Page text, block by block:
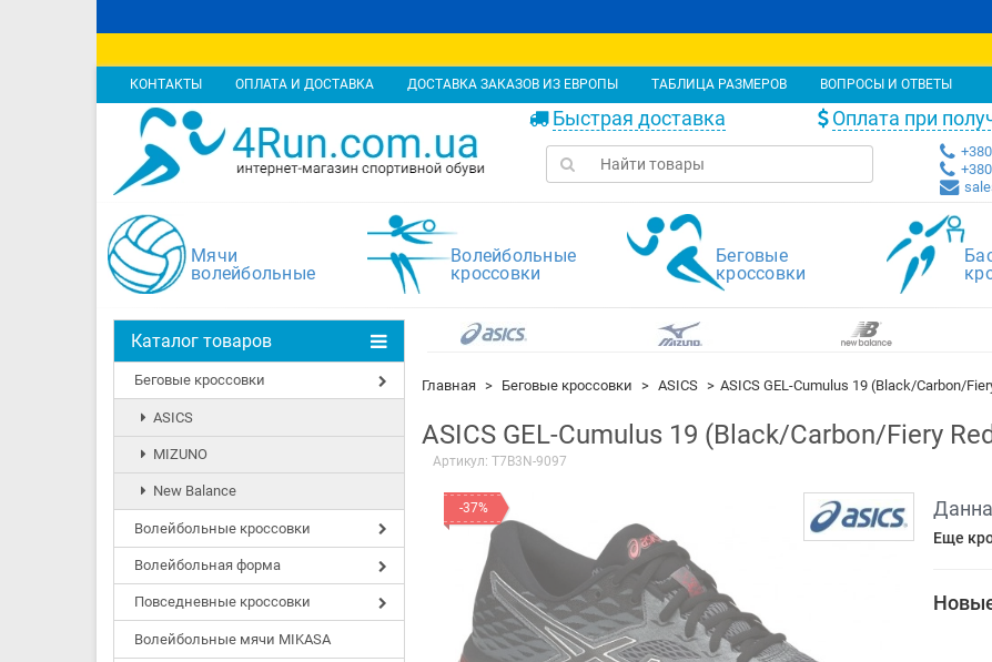
КОНТАКТЫ ОПЛАТА И ДОСТАВКА ДОСТАВКА ЗАКАЗОВ ИЗ ЕВРОПЫ ТАБЛИЦА РАЗМЕРОВ ВОПРОСЫ И ОТВЕТЫ
Быстрая доставка Оплата при
Мячи
волейбольные
Волейбольные
кроссовки
Беговые
кроссовки
Каталог товаров
Беговые кроссовки
ASICS
MIZUNO
New Balance
Волейбольные кроссовки
Волейбольная форма
Повседневные кроссовки
Волейбольные мячи MIKASA
Главная Беговые кроссовки ASICS ASICS GEL-Cumulus 19 (Black/Carbon/
ASICS GEL-Cumulus 19 (Black/Carbon/Fiery
Артикул: T7B3N-9097
-37%
Еще